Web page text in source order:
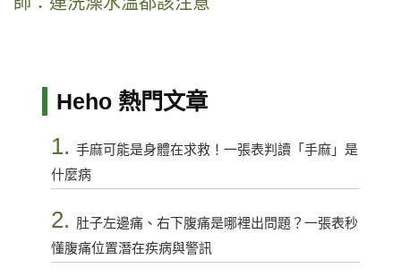
Heho 熱門文章
1. 手麻可能是身體在求救！一張表判讀「手麻」是
什麼病
2. 肚子左邊痛、右下腹痛是哪裡出問題？一張表秒
懂腹痛位置潛在疾病與警訊